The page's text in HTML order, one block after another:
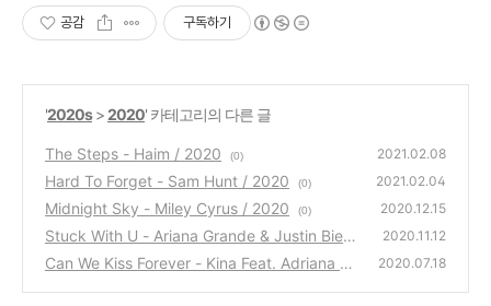
공감 구독하기
'2020s>2020' 카테고리의 다른 글
The Steps - Haim / 2020 (0) 2021.02.08
Hard To Forget - Sam Hunt / 2020 (0) 2021.02.04
Midnight Sky - Miley Cyrus / 2020 (0) 2020.12.15
Stuck With U - Ariana Grande & Justin Bieb
er / 2020
(0)
2020.11.12
Can We Kiss Forever - Kina Feat. Adriana Pr
2020.07.18